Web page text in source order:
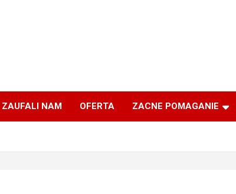
ZAUFALI NAM OFERTA ZACNE POMAGANIE